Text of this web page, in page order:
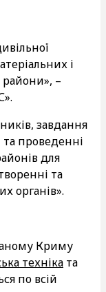
і
райони», –
завдання
та проведенні
для
та
органів».
Криму
техніка та
по всій